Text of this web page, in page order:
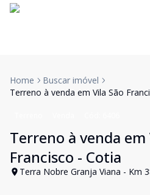
Home
Buscar imóvel
Terreno à venda em Vila São
Terreno à venda em
Francisco - Cotia
Terra Nobre Granja Viana - Km